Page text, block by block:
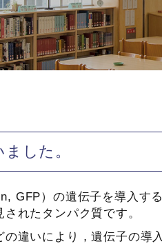
した。
GFP）の遺伝子を導入す
れたタンパク質です。
違いにより，遺伝子の導